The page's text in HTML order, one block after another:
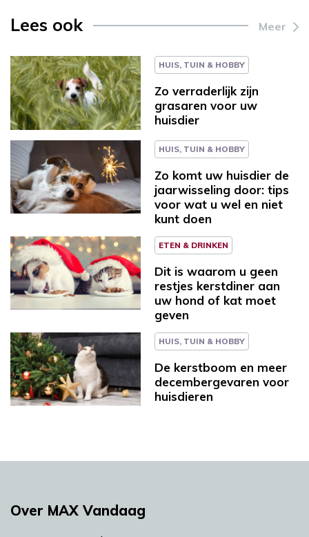
Lees ook Meer
HUIS, TUIN & HOBBY
Zo verraderlijk zijn
grasaren voor uw
huisdier
HUIS, TUIN & HOBBY
Zo komt uw huisdier de
jaarwisseling door: tips
voor wat u wel en niet
kunt doen
ETEN & DRINKEN
Dit is waarom u geen
restjes kerstdiner aan
uw hond of kat moet
geven
HUIS, TUIN & HOBBY
De kerstboom en meer
decembergevaren voor
huisdieren
Over MAX Vandaag